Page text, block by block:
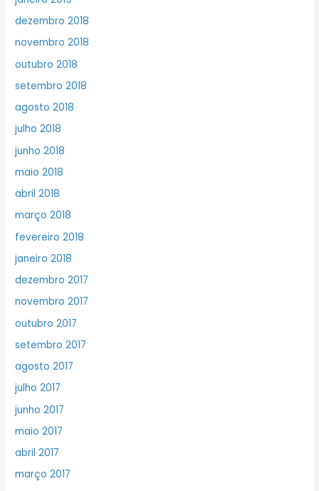
dezembro 2018
novembro 2018
outubro 2018
setembro 2018
agosto 2018
julho 2018
junho 2018
maio 2018
abril 2018
março 2018
fevereiro 2018
janeiro 2018
dezembro 2017
novembro 2017
outubro 2017
setembro 2017
agosto 2017
julho 2017
junho 2017
maio 2017
abril 2017
março 2017